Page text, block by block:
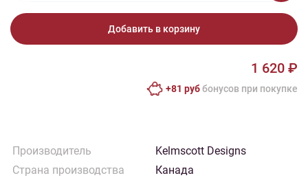
Добавить в корзину
1 620 ₽
+81 руббонусов при покупке
Производитель
Kelmscott Designs
Страна производства
Канада